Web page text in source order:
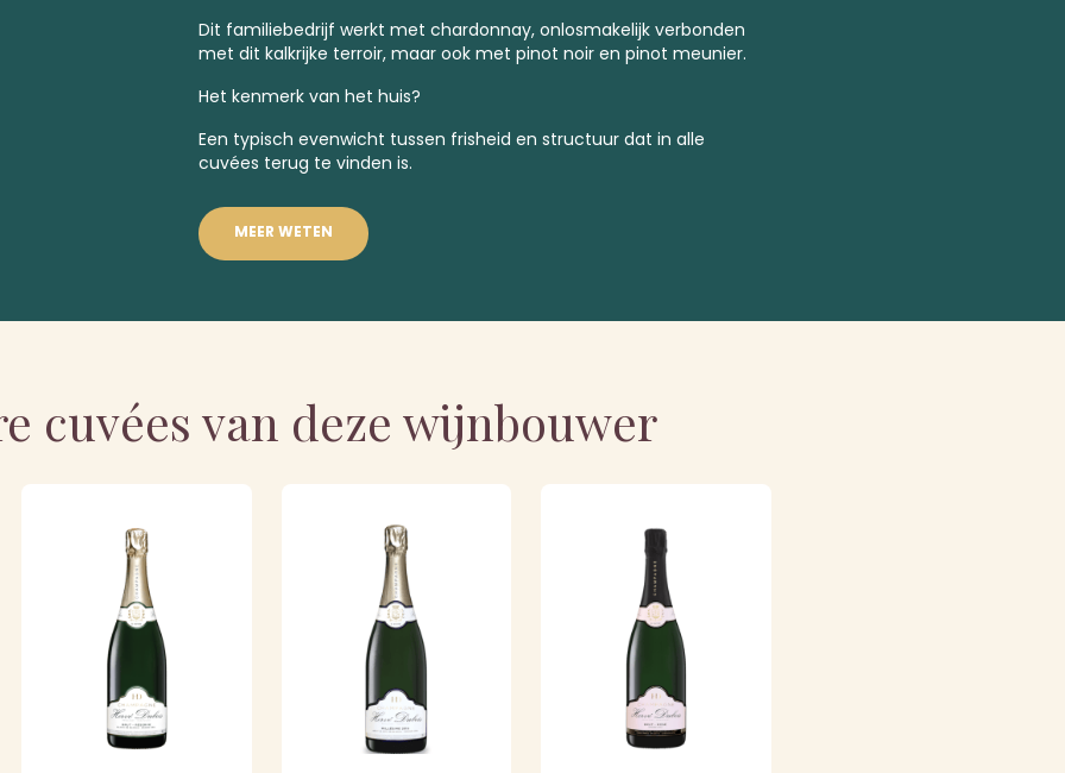
Dit familiebedrijf werkt met chardonnay, onlosmakelijk verbonden
met dit kalkrijke terroir, maar ook met pinot noir en pinot meunier.
Het kenmerk van het huis?
Een typisch evenwicht tussen frisheid en structuur dat in alle
cuvées terug te vinden is.
MEER WETEN
cuvées van deze wijnbouwer